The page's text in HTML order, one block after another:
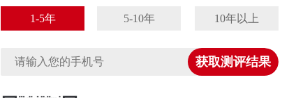
1-5年 5-10年 10年以上
获取测评结果